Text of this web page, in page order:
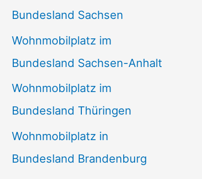
Bundesland Sachsen
Wohnmobilplatz im
Bundesland Sachsen-Anhalt
Wohnmobilplatz im
Bundesland Thüringen
Wohnmobilplatz in
Bundesland Brandenburg